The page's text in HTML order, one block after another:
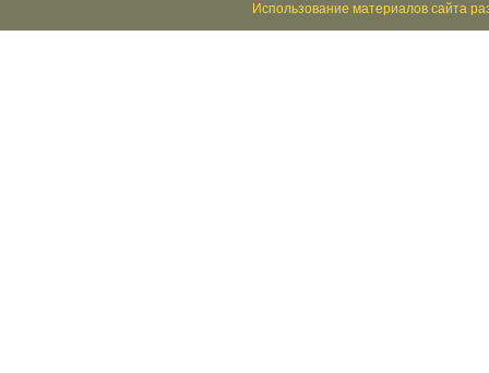
Использование материалов сайта